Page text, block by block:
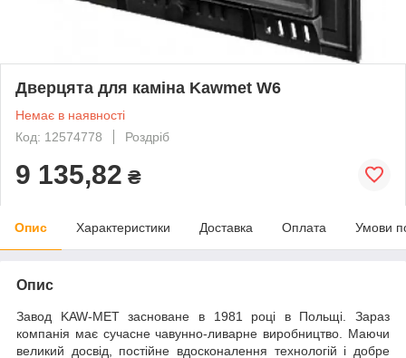
Дверцята для каміна Kawmet W6
Немає в наявності
Код: 12574778
Роздріб
9 135,82 ₴
Опис Характеристики Доставка Оплата Умови
Опис
Завод KAW-MET засноване в 1981 році в Польщі. Зараз
компанія має сучасне чавунно-ливарне виробництво. Маючи
великий досвід, постійне вдосконалення технологій і добре